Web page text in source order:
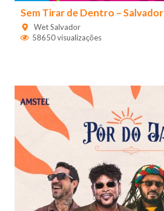
Sem Tirar de Dentro – Salvador
Wet Salvador
58650 visualizações